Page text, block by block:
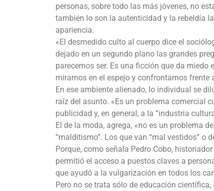
personas, sobre todo las más jóvenes, no
también lo son la autenticidad y la rebeldía
apariencia.
«El desmedido culto al cuerpo dice el
dejado en un segundo plano las grandes
parecemos ser. Es una ficción que da miedo
mirarnos en el espejo y confrontarnos
En ese ambiente alienado, lo individual se
raíz del asunto. «Es un problema comercial
publicidad y, en general, a la “industria
El de la moda, agrega, «no es un problema
“malditismo”. Los que van “mal vestidos” o
Porque, como señala Pedro Cobo,
permitió el acceso a puestos claves a
que ayudó a la vulgarización en todos los
Pero no se trata sólo de educación